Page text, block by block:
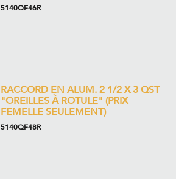
5140QF46R
RACCORD EN ALUM. 2 1/2 X 3 QST
"OREILLES À ROTULE" (PRIX
FEMELLE SEULEMENT)
5140QF48R